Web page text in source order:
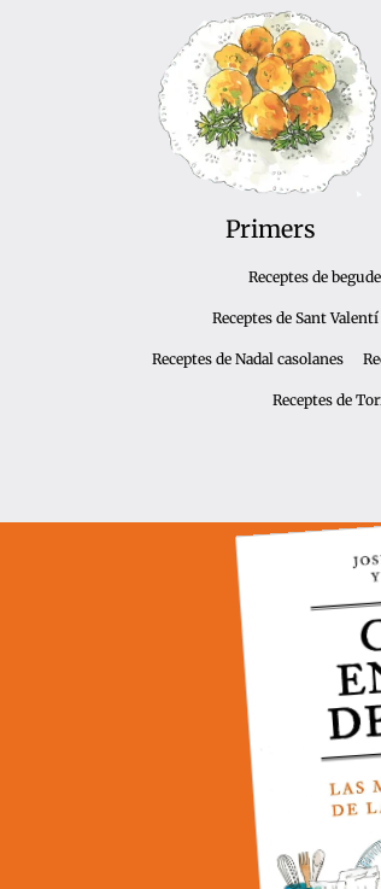
Primers
Receptes de
Receptes de Sant
Receptes de Nadal casolanes
Receptes de